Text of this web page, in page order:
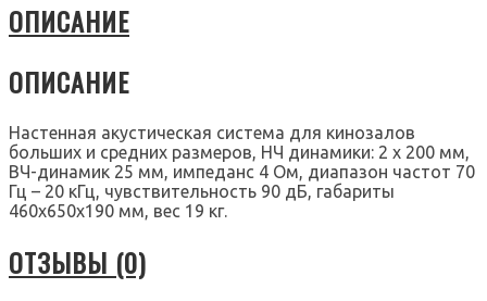
ОПИСАНИЕ
ОПИСАНИЕ
Настенная акустическая система для кинозалов
больших и средних размеров, НЧ динамики: 2 х 200 мм,
ВЧ-динамик 25 мм, импеданс 4 Ом, диапазон частот 70
Гц – 20 кГц, чувствительность 90 дБ, габариты
460x650x190 мм, вес 19 кг.
ОТЗЫВЫ (0)